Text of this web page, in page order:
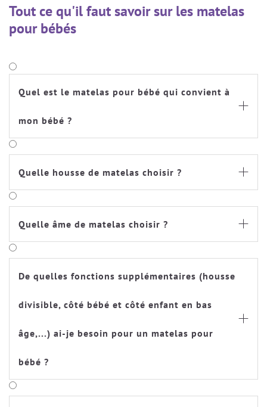
Tout ce qu'il faut savoir sur les matelas
pour bébés
Quel est le matelas pour bébé qui convient à
mon bébé ?

Quelle housse de matelas choisir ? 
Quelle âme de matelas choisir ? 
De quelles fonctions supplémentaires (housse
divisible, côté bébé et côté enfant en bas
âge,...) ai-je besoin pour un matelas pour
bébé ?
